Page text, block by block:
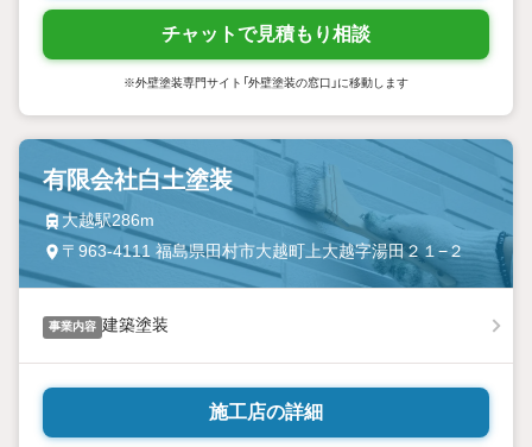
チャットで見積もり相談
※外壁塗装専門サイト「外壁塗装の窓口」に移動します
有限会社白土塗装
大越駅286m
〒963-4111 福島県田村市大越町上大越字湯田２１−２
事業内容 建築塗装
施工店の詳細